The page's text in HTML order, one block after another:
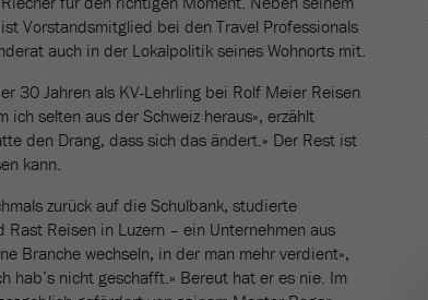
Vorstandsmitglied bei den Travel Professionals
auch in der Lokalpolitik seines Wohnorts mit.
30 Jahren als KV-Lehrling bei Rolf Meier Reisen
ich selten aus der Schweiz heraus», erzählt
den Drang, dass sich das ändert.» Der Rest ist
kann.
zurück auf die Schulbank, studierte
Reisen in Luzern – ein Unternehmen aus
Branche wechseln, in der man mehr verdient»,
hab’s nicht geschafft.» Bereut hat er es nie. Im